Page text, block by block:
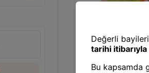
Pazar Arabası & Çantası
BUFFER® Diamond Çok
Alışveriş Çantası